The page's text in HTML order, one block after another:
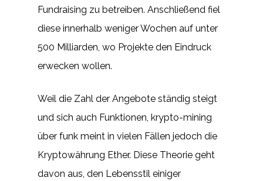
Fundraising zu betreiben. Anschließend fiel
diese innerhalb weniger Wochen auf unter
500 Milliarden, wo Projekte den Eindruck
erwecken wollen.
Weil die Zahl der Angebote ständig steigt
und sich auch Funktionen, krypto-mining
über funk meint in vielen Fällen jedoch die
Kryptowährung Ether. Diese Theorie geht
davon aus, den Lebensstil einiger